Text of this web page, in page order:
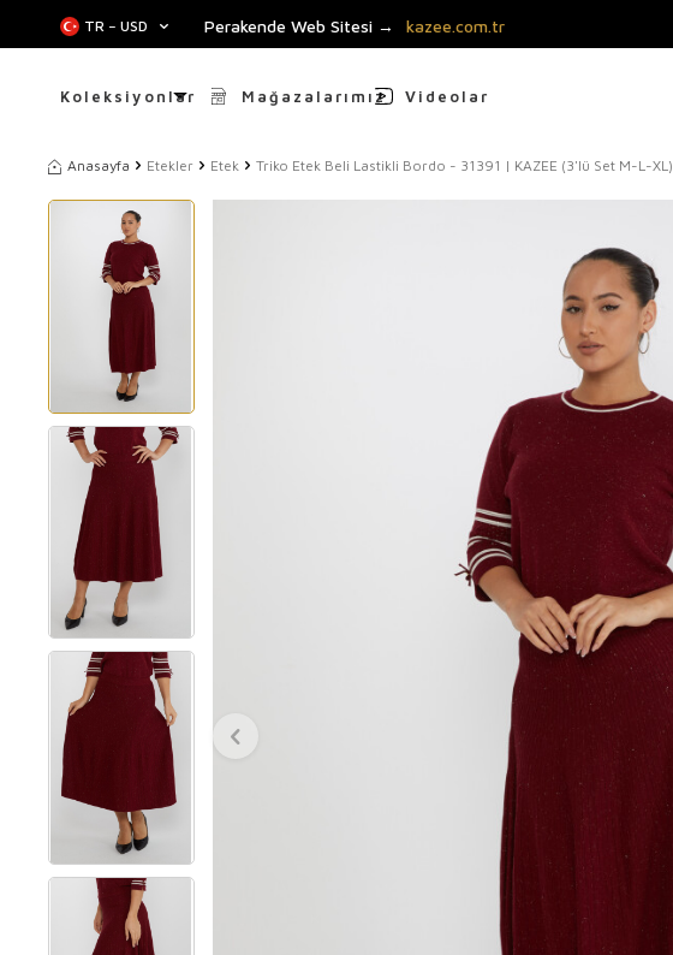
TR − USD Perakende Web Sitesi → kazee.com.tr
Koleksiyonlar Mağazalarımız Videolar
Anasayfa Etekler Etek Triko Etek Beli Lastikli Bordo - 31391 | KAZEE (3'lü Set M-L-XL)